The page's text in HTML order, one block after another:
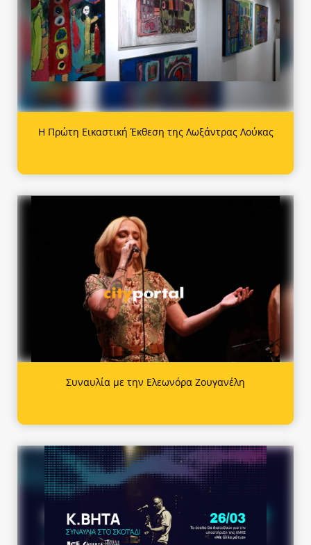
Η Πρώτη Εικαστική Έκθεση της Λωξάντρας Λούκας
Συναυλία με την Ελεωνόρα Ζουγανέλη